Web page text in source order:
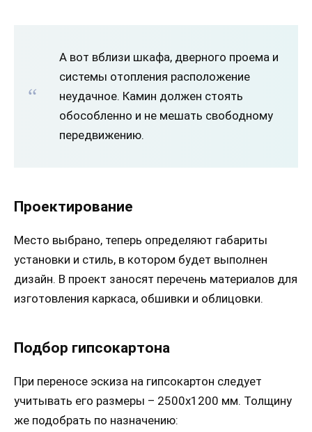
А вот вблизи шкафа, дверного проема и
системы отопления расположение
неудачное. Камин должен стоять
обособленно и не мешать свободному
передвижению.
Проектирование
Место выбрано, теперь определяют габариты
установки и стиль, в котором будет выполнен
дизайн. В проект заносят перечень материалов для
изготовления каркаса, обшивки и облицовки.
Подбор гипсокартона
При переносе эскиза на гипсокартон следует
учитывать его размеры – 2500х1200 мм. Толщину
же подобрать по назначению: